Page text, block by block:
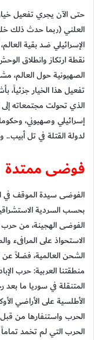
حتى الآن يجري تفعيل
العلني (ربما حدث ذلك
الإسرائيلي ضد بقية
نقطة ارتكاز وانطلاق
الصهيونية حول العالم،
تفعيل هذا الخيار جزئياً،
الذي تحولت مجتمعاته
إسرائيلي وصهيوني،
لدولة القتلة في تل
فوضى ممتدة
الفوضى سيدة الموقف في
بحسب السردية
الفوضى الهجينة، من حرب
الاستحواذ على المرافىء
الشحن العالمية، فضلاً
منطقتنا العربية: حرب
المتنقلة في سوريا ما بعد
الأطلسية على الأراضي
الحرب واستنفارها من
الحرب التي لم تخمد تماماً